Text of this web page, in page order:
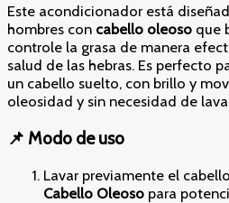
Este acondicionador está
hombres con cabello oleoso que
controle la grasa de manera
salud de las hebras. Es perfecto
un cabello suelto, con brillo y
oleosidad y sin necesidad de
📌 Modo de uso
Lavar previamente el
Cabello Oleoso para